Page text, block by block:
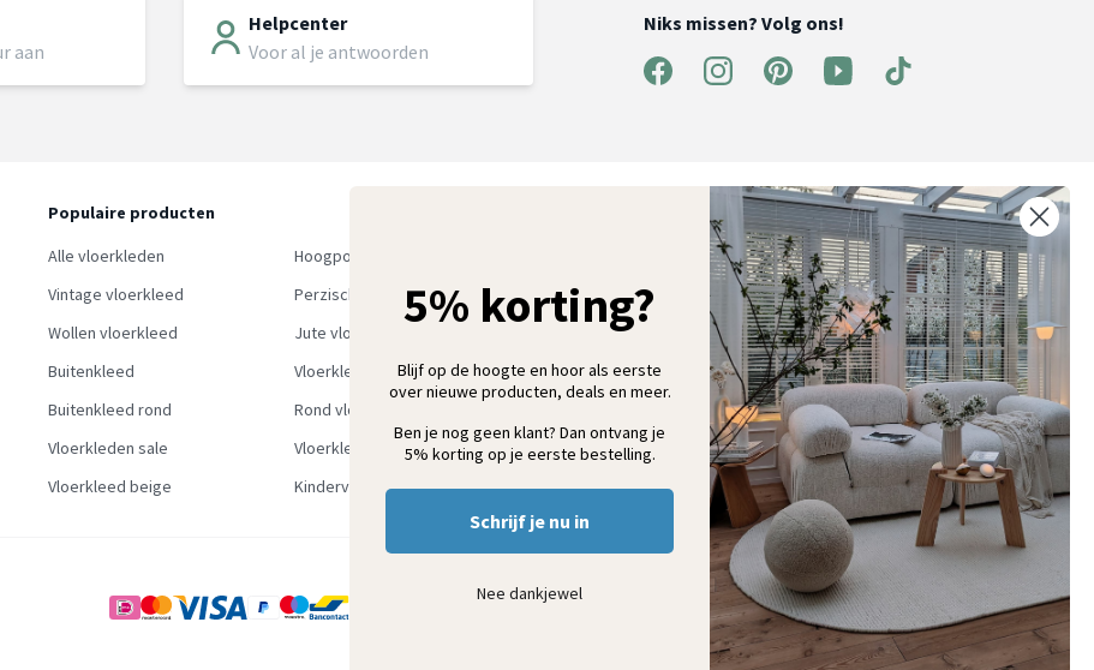
aan
Helpcenter
Voor al je antwoorden
Niks missen? Volg ons!
Populaire producten
Alle vloerkleden
Hoogpolig vloerkleed
Vintage vloerkleed
Perzisch tapijt
Wollen vloerkleed
Jute vloerkleed
Buitenkleed
Vloerkleed groen
Buitenkleed rond
Rond vloerkleed
Vloerkleden sale
Vloerkleden outlet
Vloerkleed beige
Kindervloerkleden
Ontvang 5% korting op je eerste bestelling
Schrijf je in voor onze nieuwsbrief en ontvang als eerste nieuwe
wooninspiratie, collecties en aanbiedingen
Aanmelden
5% korting?
Blijf op de hoogte en hoor als eerste
over nieuwe producten, deals en meer.
Ben je nog geen klant? Dan ontvang je
5% korting op je eerste bestelling.
Schrijf je nu in
Nee dankjewel